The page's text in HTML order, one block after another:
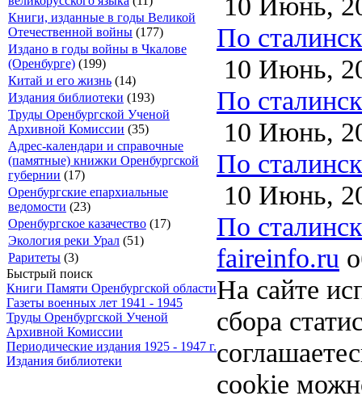
Книги, изданные в годы Великой
Отечественной войны (177)
Издано в годы войны в Чкалове
(Оренбурге) (199)
Китай и его жизнь (14)
Издания библиотеки (193)
Труды Оренбургской Ученой
Архивной Комиссии (35)
Адрес-календари и справочные
(памятные) книжки Оренбургской
губернии (17)
Оренбургские епархиальные
ведомости (23)
Оренбургское казачество (17)
Экология реки Урал (51)
Раритеты (3)
Быстрый поиск
Книги Памяти Оренбургской области
Газеты военных лет 1941 - 1945
Труды Оренбургской Ученой
Архивной Комиссии
Периодические издания 1925 - 1947 г.
Издания библиотеки
По
10 Июнь,
По
10 Июнь,
По
10 Июнь,
По
faireinfo.ru
На сайте
сбора
cookie